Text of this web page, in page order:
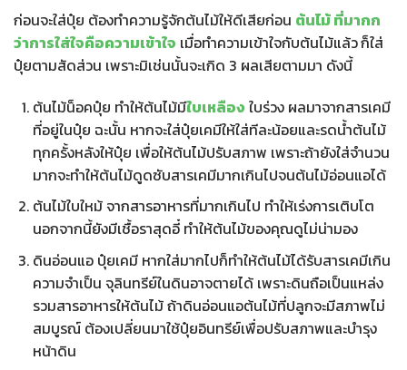
ก่อนจะใส่ปุ๋ย ต้องทำความรู้จักต้นไม้ให้ดีเสียก่อน ต้นไม้ ที่มากก
ว่าการใส่ใจคือความเข้าใจ เมื่อทำความเข้าใจกับต้นไม้แล้วก็ใส่
ปุ๋ยตามสัดส่วน เพราะมิเช่นนั้นจะเกิด 3 ผลเสียตามมา ดังนี้
ต้นไม้น็อคปุ๋ย ทำให้ต้นไม้มีใบเหลือง ใบร่วง ผลมาจากสารเคมี
ที่อยู่ในปุ๋ย ฉะนั้น หากจะใส่ปุ๋ยเคมีให้ใส่ทีละน้อยและรดน้ำต้นไม้
ทุกครั้งหลังให้ปุ๋ย เพื่อให้ต้นไม้ปรับสภาพ เพราะถ้ายังใส่จำนวน
มากจะทำให้ต้นไม้ดูดซับสารเคมีมากเกินไปจนต้นไม้อ่อนแอได้
ต้นไม้ใบใหม้ จากสารอาหารที่มากเกินไป ทำให้เร่งการเติบโต
นอกจากนี้ยังมีเชื้อราสุดอี๋ ทำให้ต้นไม้ของคุณดูไม่น่ามอง
ดินอ่อนแอ ปุ๋ยเคมี หากใส่มากไปก็ทำให้ต้นไม้ได้รับสารเคมีเกิน
ความจำเป็น จุลินทรีย์ในดินอาจตายได้ เพราะดินถือเป็นแหล่ง
รวมสารอาหารให้ต้นไม้ ถ้าดินอ่อนแอต้นไม้ที่ปลูกจะมีสภาพไม่
สมบูรณ์ ต้องเปลี่ยนมาใช้ปุ๋ยอินทรีย์เพื่อปรับสภาพและบำรุง
หน้าดิน